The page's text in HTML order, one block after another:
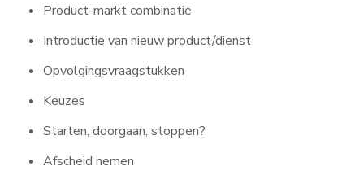
Product-markt combinatie
Introductie van nieuw product/dienst
Opvolgingsvraagstukken
Keuzes
Starten, doorgaan, stoppen?
Afscheid nemen